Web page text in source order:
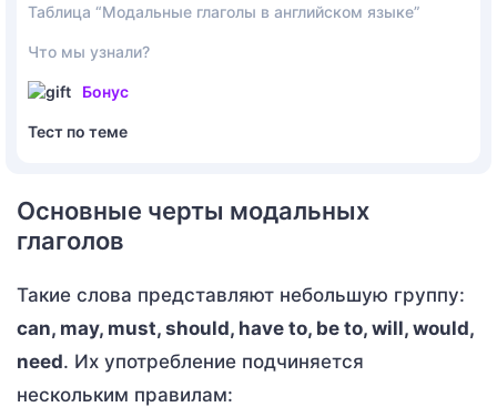
Таблица “Модальные глаголы в английском языке”
Что мы узнали?
Бонус
Тест по теме
Основные черты модальных
глаголов
Такие слова представляют небольшую группу:
can, may, must, should, have to, be to, will, would,
need. Их употребление подчиняется
нескольким правилам: